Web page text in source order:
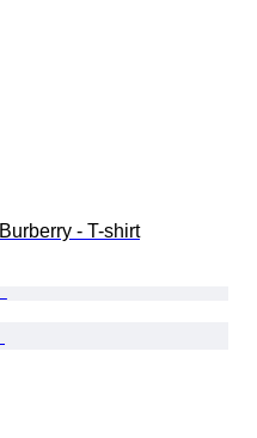
Burberry - T-shirt